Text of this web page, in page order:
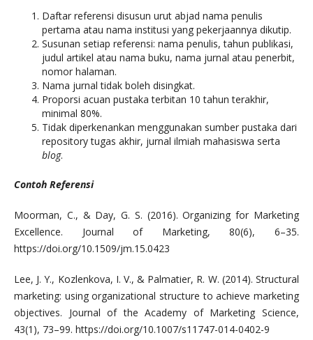
Daftar referensi disusun urut abjad nama penulis
pertama atau nama institusi yang pekerjaannya dikutip.
Susunan setiap referensi: nama penulis, tahun publikasi,
judul artikel atau nama buku, nama jurnal atau penerbit,
nomor halaman.
Nama jurnal tidak boleh disingkat.
Proporsi acuan pustaka terbitan 10 tahun terakhir,
minimal 80%.
Tidak diperkenankan menggunakan sumber pustaka dari
repository tugas akhir, jurnal ilmiah mahasiswa serta
blog.
Contoh Referensi
Moorman, C., & Day, G. S. (2016). Organizing for Marketing
Excellence. Journal of Marketing, 80(6), 6–35.
https://doi.org/10.1509/jm.15.0423
Lee, J. Y., Kozlenkova, I. V., & Palmatier, R. W. (2014). Structural
marketing: using organizational structure to achieve marketing
objectives. Journal of the Academy of Marketing Science,
43(1), 73–99. https://doi.org/10.1007/s11747-014-0402-9